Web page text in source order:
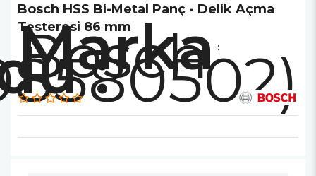
Bosch HSS Bi-Metal Panç - Delik Açma
Testeresi 86 mm
Marka :
Bosch